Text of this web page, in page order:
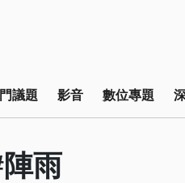
議題 影音 數位專題
雨